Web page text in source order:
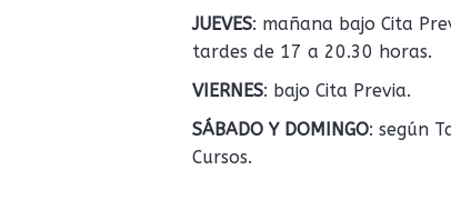
JUEVES: mañana bajo Cita
tardes de 17 a 20.30 horas.
VIERNES: bajo Cita Previa.
SÁBADO Y DOMINGO: según
Cursos.